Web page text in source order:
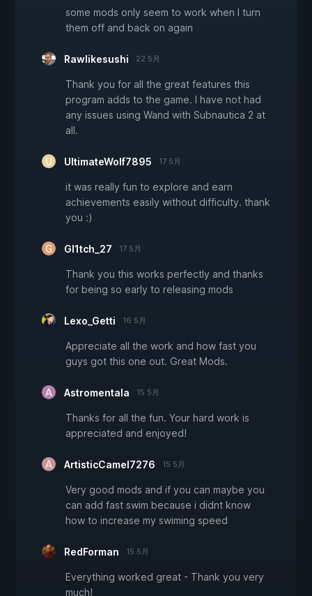
some mods only seem to work when I turn
them off and back on again
Rawlikesushi 22 5月
Thank you for all the great features this
program adds to the game. I have not had
any issues using Wand with Subnautica 2 at
all.
UltimateWolf7895 17 5月
it was really fun to explore and earn
achievements easily without difficulty. thank
you :)
Gl1tch_27 17 5月
Thank you this works perfectly and thanks
for being so early to releasing mods
Lexo_Getti 16 5月
Appreciate all the work and how fast you
guys got this one out. Great Mods.
Astromentala 15 5月
Thanks for all the fun. Your hard work is
appreciated and enjoyed!
ArtisticCamel7276 15 5月
Very good mods and if you can maybe you
can add fast swim because i didnt know
how to increase my swiming speed
RedForman 15 5月
Everything worked great - Thank you very
much!